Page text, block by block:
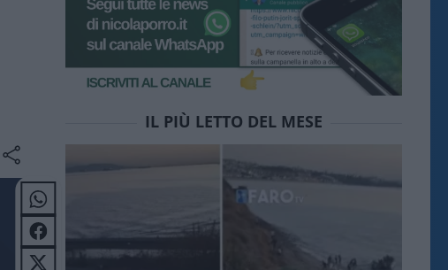
IL PIÙ LETTO DEL MESE